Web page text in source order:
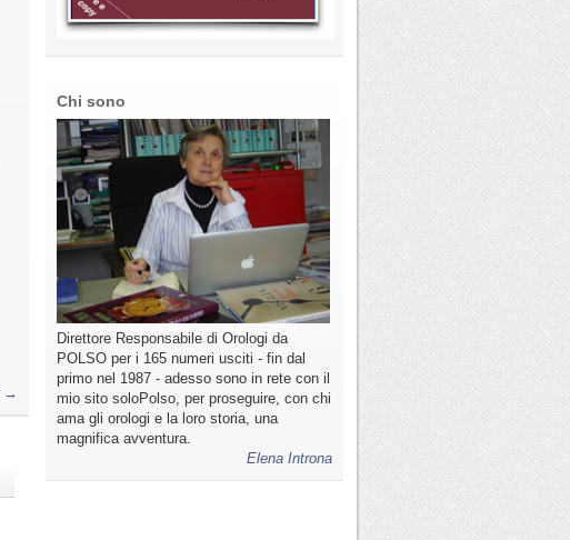
→
Chi sono
Direttore Responsabile di Orologi da
POLSO per i 165 numeri usciti - fin dal
primo nel 1987 - adesso sono in rete con il
mio sito soloPolso, per proseguire, con chi
ama gli orologi e la loro storia, una
magnifica avventura.
Elena Introna